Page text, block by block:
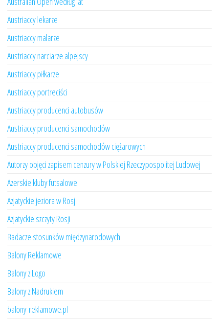
Austriaccy lekarze
Austriaccy malarze
Austriaccy narciarze alpejscy
Austriaccy piłkarze
Austriaccy portreciści
Austriaccy producenci autobusów
Austriaccy producenci samochodów
Austriaccy producenci samochodów ciężarowych
Autorzy objęci zapisem cenzury w Polskiej Rzeczypospolitej Ludowej
Azerskie kluby futsalowe
Azjatyckie jeziora w Rosji
Azjatyckie szczyty Rosji
Badacze stosunków międzynarodowych
Balony Reklamowe
Balony z Logo
Balony z Nadrukiem
balony-reklamowe.pl